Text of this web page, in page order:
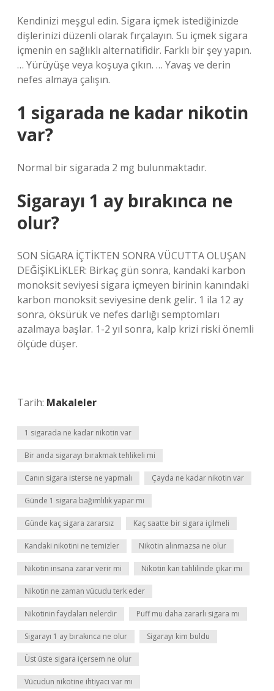
Kendinizi meşgul edin. Sigara içmek istediğinizde
dişlerinizi düzenli olarak fırçalayın. Su içmek sigara
içmenin en sağlıklı alternatifidir. Farklı bir şey yapın.
… Yürüyüşe veya koşuya çıkın. … Yavaş ve derin
nefes almaya çalışın.
1 sigarada ne kadar nikotin
var?
Normal bir sigarada 2 mg bulunmaktadır.
Sigarayı 1 ay bırakınca ne
olur?
SON SİGARA İÇTİKTEN SONRA VÜCUTTA OLUŞAN
DEĞİŞİKLİKLER: Birkaç gün sonra, kandaki karbon
monoksit seviyesi sigara içmeyen birinin kanındaki
karbon monoksit seviyesine denk gelir. 1 ila 12 ay
sonra, öksürük ve nefes darlığı semptomları
azalmaya başlar. 1-2 yıl sonra, kalp krizi riski önemli
ölçüde düşer.
Tarih: Makaleler
1 sigarada ne kadar nikotin var
Bir anda sigarayı bırakmak tehlikeli mi
Canın sigara isterse ne yapmalı Çayda ne kadar nikotin var
Günde 1 sigara bağımlılık yapar mı
Günde kaç sigara zararsız Kaç saatte bir sigara içilmeli
Kandaki nikotini ne temizler Nikotin alınmazsa ne olur
Nikotin insana zarar verir mi Nikotin kan tahlilinde çıkar mı
Nikotin ne zaman vücudu terk eder
Nikotinin faydaları nelerdir Puff mu daha zararlı sigara mı
Sigarayı 1 ay bırakınca ne olur Sigarayı kim buldu
Üst üste sigara içersem ne olur
Vücudun nikotine ihtiyacı var mı